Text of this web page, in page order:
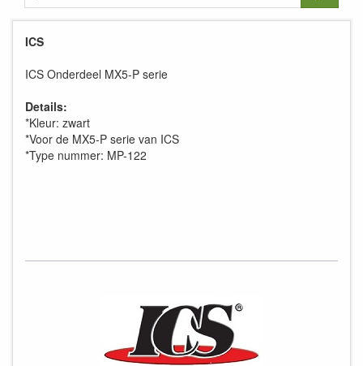
ICS
ICS Onderdeel MX5-P serie
Details:
*Kleur: zwart
*Voor de MX5-P serie van ICS
*Type nummer: MP-122